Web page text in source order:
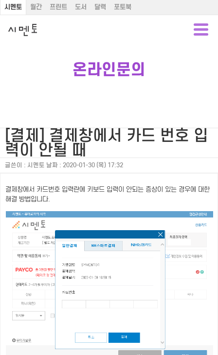
시멘토 월간 프린트 도서 달력 포토북
온라인문의
[결제] 결제창에서 카드 번호 입
력이 안될 때
글쓴이 : 시멘토 날짜 : 2020-01-30 (목) 17:32
결제창에서 카드번호 입력란에 키보드 입력이 안되는 증상이 있는 경우에 대한
해결 방법입니다.